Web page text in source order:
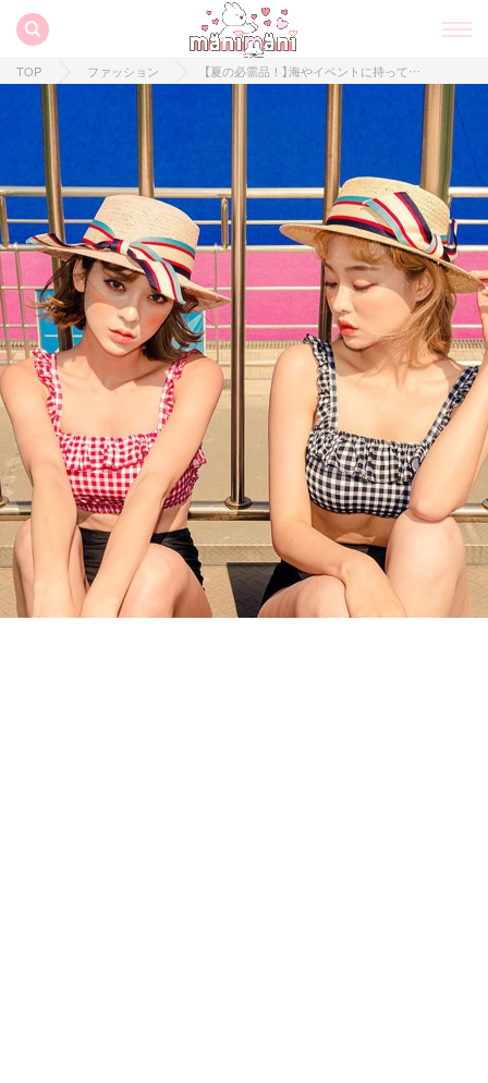
TOP ファッション 【夏の必需品！】海やイベントに持って行きたい！オルチャンのマストアイテム3選♡